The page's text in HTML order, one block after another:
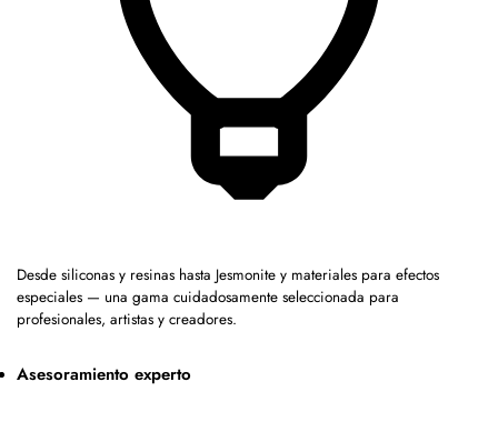
Desde siliconas y resinas hasta Jesmonite y materiales para efectos
especiales — una gama cuidadosamente seleccionada para
profesionales, artistas y creadores.
Asesoramiento experto